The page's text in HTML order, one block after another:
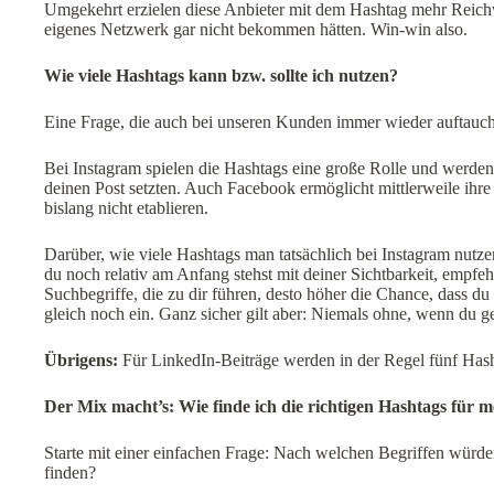
Umgekehrt erzielen diese Anbieter mit dem Hashtag mehr
eigenes Netzwerk gar nicht bekommen hätten. Win-win also.
Wie viele Hashtags kann bzw. sollte ich nutzen?
Eine Frage, die auch bei unseren Kunden immer wieder
Bei Instagram spielen die Hashtags eine große Rolle und
deinen Post setzten. Auch Facebook ermöglicht mittlerweile
bislang nicht etablieren.
Darüber, wie viele Hashtags man tatsächlich bei Instagram
du noch relativ am Anfang stehst mit deiner Sichtbarkeit,
Suchbegriffe, die zu dir führen, desto höher die Chance, dass
gleich noch ein. Ganz sicher gilt aber: Niemals ohne, wenn du
Übrigens: Für LinkedIn-Beiträge werden in der Regel fünf
Der Mix macht’s: Wie finde ich die richtigen Hashtags für
Starte mit einer einfachen Frage: Nach welchen Begriffen
finden?